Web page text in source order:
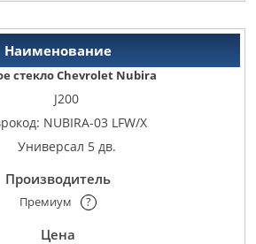
стекло Chevrolet Nubira
J200
NUBIRA-03 LFW/X
Универсал 5 дв.
Премиум ?